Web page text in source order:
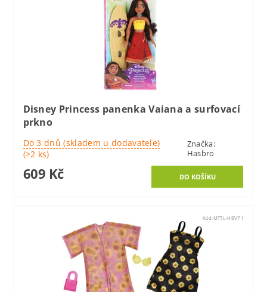
Disney Princess panenka Vaiana a surfovací
prkno
Do 3 dnů (skladem u dodavatele)
(>2 ks)
Značka:
Hasbro
609 Kč
Kód: MTTL-HBV71